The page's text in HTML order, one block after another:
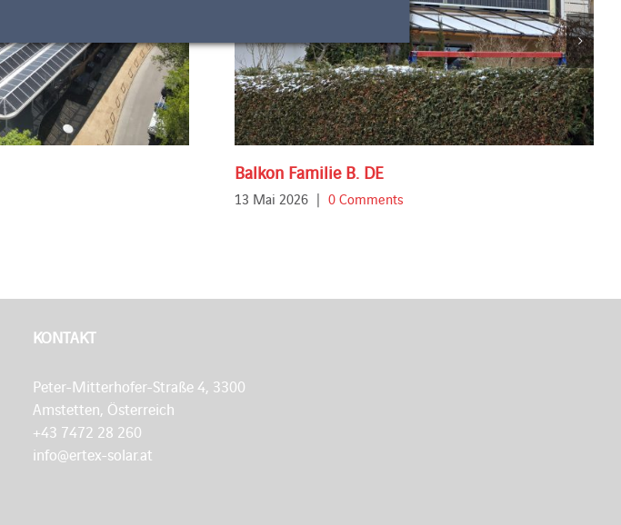
Balkon Familie B. DE
13 Mai 2026 | 0 Comments
KONTAKT
Peter-Mitterhofer-Straße 4, 3300
Amstetten, Österreich
+43 7472 28 260
info@ertex-solar.at